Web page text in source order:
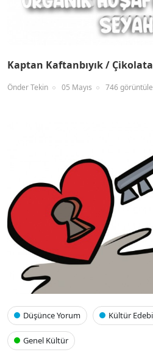
Kaptan Kaftanbıyık /
Önder Tekin 05 Mayıs 746
Düşünce Yorum Kültür
Genel Kültür